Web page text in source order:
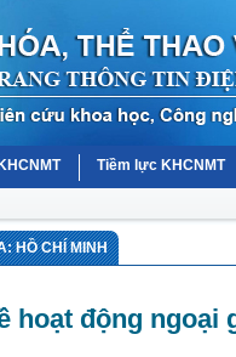
Tiềm lực KHCNMT
HỒ CHÍ MINH
hoạt động ngoại